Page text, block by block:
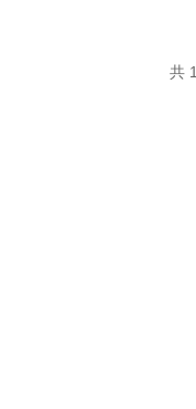
共